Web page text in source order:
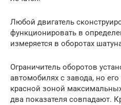
Любой двигатель
функционировать в
измеряется в оборотах
Ограничитель оборотов
автомобилях с завода, но
красной зоной
два показателя совпадают.